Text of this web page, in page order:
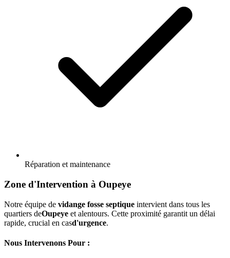
Réparation et maintenance
Zone d'Intervention à Oupeye
Notre équipe de vidange fosse septique intervient dans tous les
quartiers deOupeye et alentours. Cette proximité garantit un délai
rapide, crucial en casd'urgence.
Nous Intervenons Pour :